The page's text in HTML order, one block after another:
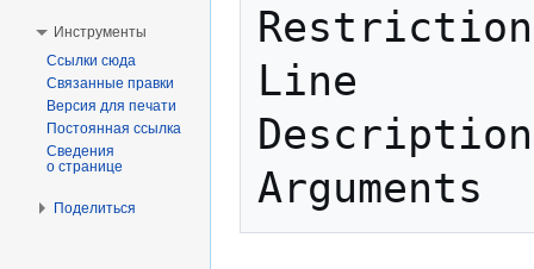
Line
Инструменты
Ссылки сюда
Связанные правки
Версия для печати
Постоянная ссылка
Сведения
о странице
Поделиться